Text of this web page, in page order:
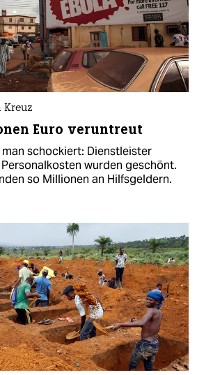
Kreuz
Euro veruntreut
man schockiert: Dienstleister
wurden geschönt.
so Millionen an Hilfsgeldern.